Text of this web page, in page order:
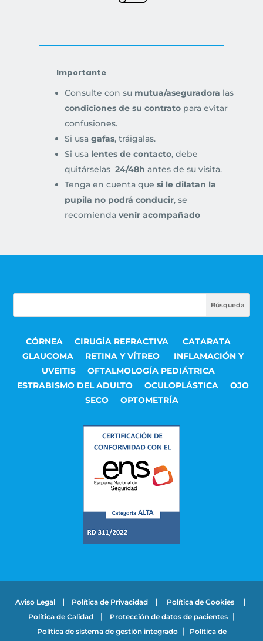
Importante
Consulte con sumutua/aseguradora las
condiciones de su contratopara evitar
confusiones.
Si usa gafas, tráigalas.
Si usa lentes de contacto, debe
quitárselas 24/48h antes de su visita.
Tenga en cuenta que si le dilatan la
pupila no podrá conducir, se
recomienda venir acompañado
CÓRNEA CIRUGÍA REFRACTIVA
CATARATA
GLAUCOMA
RETINA Y VÍTREO
INFLAMACIÓN Y
UVEITIS
OFTALMOLOGÍA PEDIÁTRICA
ESTRABISMO DEL ADULTO
OCULOPLÁSTICA
OJO
SECO
OPTOMETRÍA
Aviso Legal | Política de Privacidad | Política de Cookies |
Política de Calidad | Protección de datos de pacientes |
Política de sistema de gestión integrado| Política de